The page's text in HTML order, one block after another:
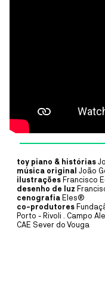
toy piano & histórias
música originalJoão
ilustrações Francisco
desenho de luz
cenografia Eles®
co-produtores
Porto - Rivoli . Campo
CAE Sever do Vouga
O Planteia está repleto
espera de serem
exploração pelo
CASA CULTURA
MÚSICA
25 SET